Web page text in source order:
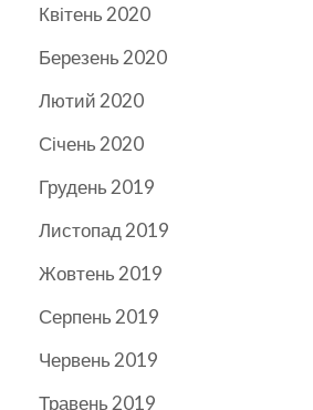
Квітень 2020
Березень 2020
Лютий 2020
Січень 2020
Грудень 2019
Листопад 2019
Жовтень 2019
Серпень 2019
Червень 2019
Травень 2019